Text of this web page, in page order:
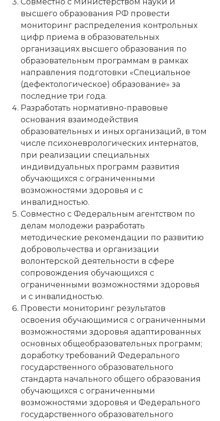
высшего образования РФ провести
мониторинг распределения контрольных
цифр приема в образовательных
организациях высшего образования по
образовательным программам в рамках
направления подготовки «Специальное
(дефектологическое) образование» за
последние три года.
Разработать нормативно-правовые
основания взаимодействия
образовательных и иных организаций, в том
числе психоневрологических интернатов,
при реализации специальных
индивидуальных программ развития
обучающихся с ограниченными
возможностями здоровья и с
инвалидностью.
Совместно с Федеральным агентством по
делам молодежи разработать
методические рекомендации по развитию
добровольчества и организации
волонтерской деятельности в сфере
сопровождения обучающихся с
ограниченными возможностями здоровья
и с инвалидностью.
Провести мониторинг результатов
освоения обучающимися с ограниченными
возможностями здоровья адаптированных
основных общеобразовательных программ;
доработку требований Федерального
государственного образовательного
стандарта начального общего образования
обучающихся с ограниченными
возможностями здоровья и Федерального
государственного образовательного